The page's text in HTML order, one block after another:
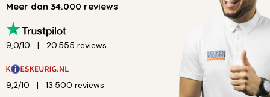
Meer dan 34.000 reviews
9,0/10 20.555 reviews
9,2/10 13.500 reviews